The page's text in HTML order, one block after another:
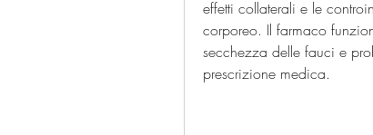
effetti collaterali e le
corporeo. Il farmaco
secchezza delle fauci e
prescrizione medica.